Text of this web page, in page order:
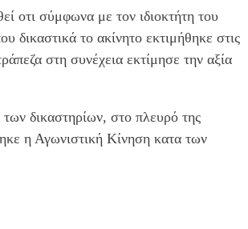
οτι σύμφωνα με τον ιδιοκτήτη του
δικαστικά το ακίνητο εκτιμήθηκε στις
στη συνέχεια εκτίμησε την αξία
δικαστηρίων, στο πλευρό της
η Αγωνιστική Κίνηση κατα των